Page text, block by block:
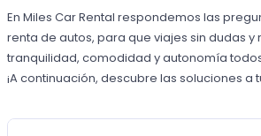
En Miles Car Rental respondemos las
renta de autos, para que viajes sin dudas y
tranquilidad, comodidad y autonomía
¡A continuación, descubre las soluciones a